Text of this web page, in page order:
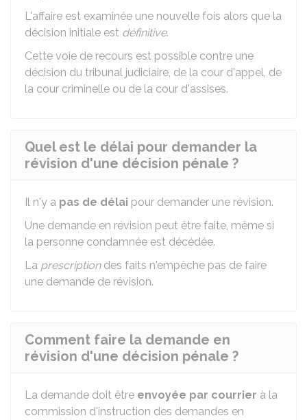
L'affaire est examinée une nouvelle fois alors que la
décision initiale est définitive.
Cette voie de recours est possible contre une
décision du tribunal judiciaire, de la cour d'appel, de
la cour criminelle ou de la cour d'assises.
Quel est le délai pour demander la
révision d'une décision pénale ?
Il n'y a pas de délai pour demander une révision.
Une demande en révision peut être faite, même si
la personne condamnée est décédée.
La prescriptiondes faits n'empêche pas de faire
une demande de révision.
Comment faire la demande en
révision d'une décision pénale ?
La demande doit être envoyée par courrier à la
commission d'instruction des demandes en